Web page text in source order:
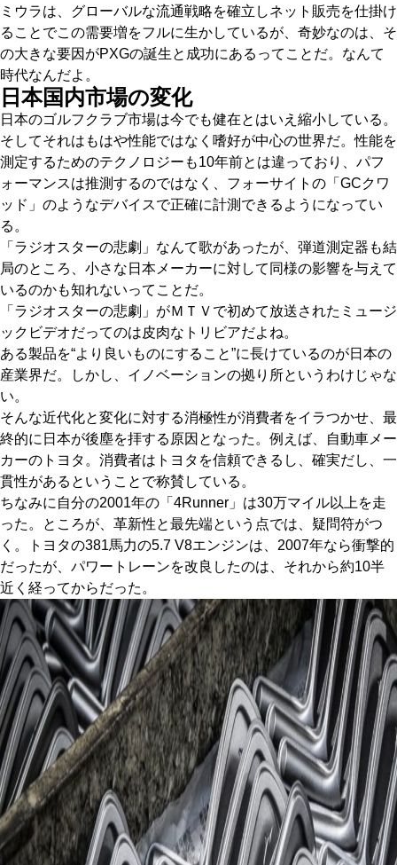
ミウラは、グローバルな流通戦略を確立しネット販売を仕掛け
ることでこの需要増をフルに生かしているが、奇妙なのは、そ
の大きな要因がPXGの誕生と成功にあるってことだ。なんて
時代なんだよ。
日本国内市場の変化
日本のゴルフクラブ市場は今でも健在とはいえ縮小している。
そしてそれはもはや性能ではなく嗜好が中心の世界だ。性能を
測定するためのテクノロジーも10年前とは違っており、パフ
ォーマンスは推測するのではなく、フォーサイトの「GCクワ
ッド」のようなデバイスで正確に計測できるようになってい
る。
「ラジオスターの悲劇」なんて歌があったが、弾道測定器も結
局のところ、小さな日本メーカーに対して同様の影響を与えて
いるのかも知れないってことだ。
「ラジオスターの悲劇」がＭＴＶで初めて放送されたミュージ
ックビデオだってのは皮肉なトリビアだよね。
ある製品を“より良いものにすること”に長けているのが日本の
産業界だ。しかし、イノベーションの拠り所というわけじゃな
い。
そんな近代化と変化に対する消極性が消費者をイラつかせ、最
終的に日本が後塵を拝する原因となった。例えば、自動車メー
カーのトヨタ。消費者はトヨタを信頼できるし、確実だし、一
貫性があるということで称賛している。
ちなみに自分の2001年の「4Runner」は30万マイル以上を走
った。ところが、革新性と最先端という点では、疑問符がつ
く。トヨタの381馬力の5.7 V8エンジンは、2007年なら衝撃的
だったが、パワートレーンを改良したのは、それから約10半
近く経ってからだった。